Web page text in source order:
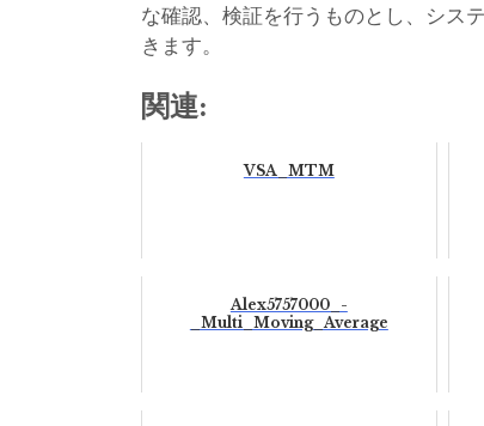
な確認、検証を行うものとし、シス
きます。
関連:
VSA_MTM
Alex5757000_-
_Multi_Moving_Average